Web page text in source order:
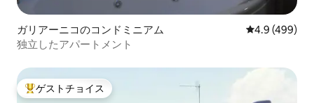
ガリアーニコのコンドミニアム レビュー499
4.9 (499)
独立したアパートメント
大好評のゲストチョイスです。
ゲストチョイス